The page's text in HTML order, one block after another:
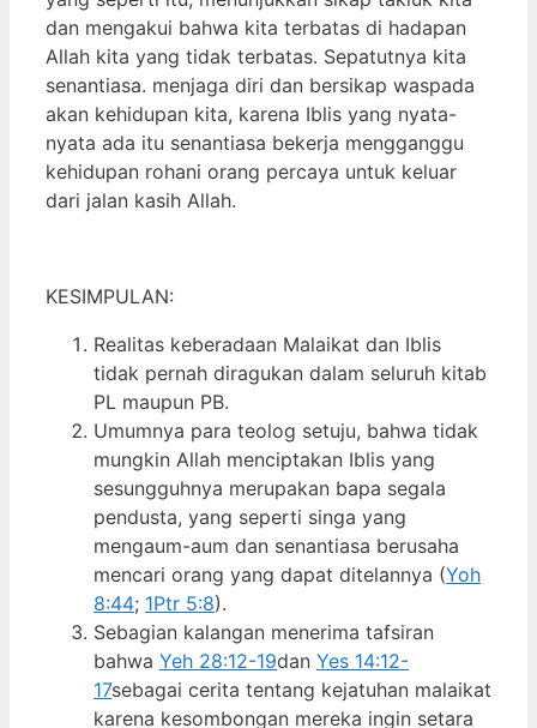
dan mengakui bahwa kita terbatas di hadapan
Allah kita yang tidak terbatas. Sepatutnya kita
senantiasa. menjaga diri dan bersikap waspada
akan kehidupan kita, karena Iblis yang nyata-
nyata ada itu senantiasa bekerja mengganggu
kehidupan rohani orang percaya untuk keluar
dari jalan kasih Allah.
KESIMPULAN:
Realitas keberadaan Malaikat dan Iblis
tidak pernah diragukan dalam seluruh kitab
PL maupun PB.
Umumnya para teolog setuju, bahwa tidak
mungkin Allah menciptakan Iblis yang
sesungguhnya merupakan bapa segala
pendusta, yang seperti singa yang
mengaum-aum dan senantiasa berusaha
mencari orang yang dapat ditelannya (Yoh
8:44; 1Ptr 5:8).
Sebagian kalangan menerima tafsiran
bahwa Yeh 28:12-19dan Yes 14:12-
17sebagai cerita tentang kejatuhan malaikat
karena kesombongan mereka ingin setara